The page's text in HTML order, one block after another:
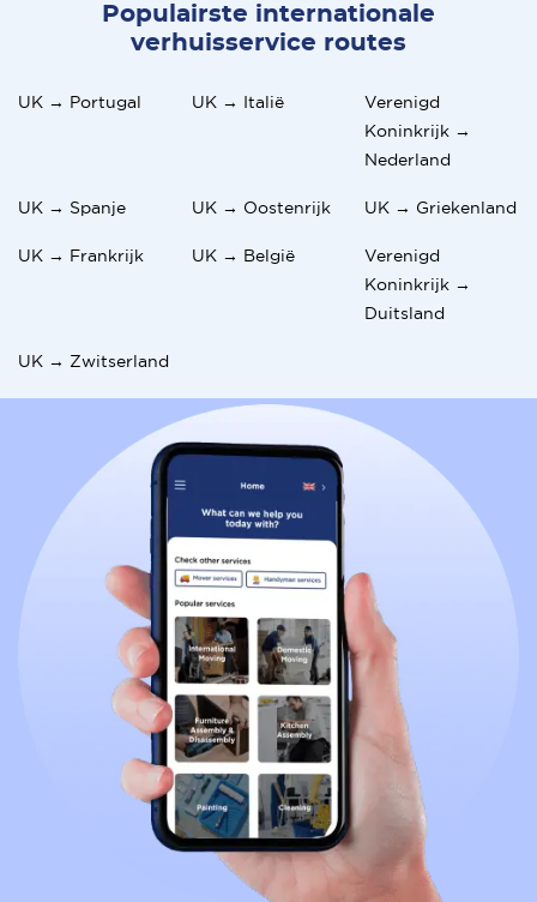
Populairste internationale
verhuisservice routes
UK → Portugal UK → Italië
Verenigd
Koninkrijk →
Nederland
UK → Spanje UK → Oostenrijk UK → Griekenland
UK → Frankrijk UK → België
Verenigd
Koninkrijk →
Duitsland
UK → Zwitserland